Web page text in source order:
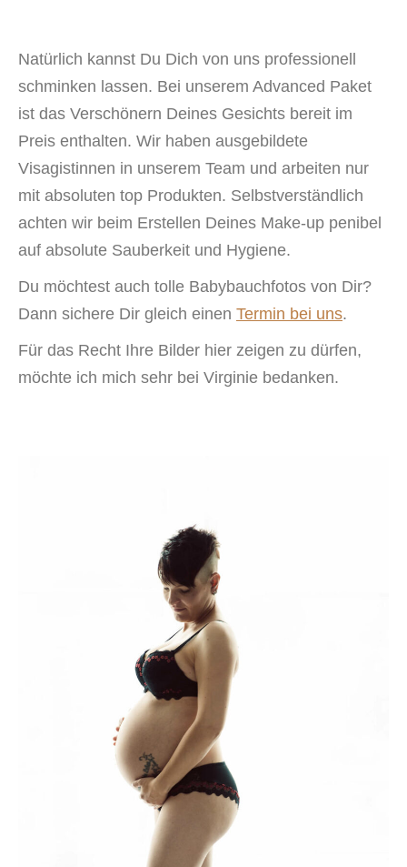
Natürlich kannst Du Dich von uns professionell
schminken lassen. Bei unserem Advanced Paket
ist das Verschönern Deines Gesichts bereit im
Preis enthalten. Wir haben ausgebildete
Visagistinnen in unserem Team und arbeiten nur
mit absoluten top Produkten. Selbstverständlich
achten wir beim Erstellen Deines Make-up penibel
auf absolute Sauberkeit und Hygiene.
Du möchtest auch tolle Babybauchfotos von Dir?
Dann sichere Dir gleich einen Termin bei uns.
Für das Recht Ihre Bilder hier zeigen zu dürfen,
möchte ich mich sehr bei Virginie bedanken.